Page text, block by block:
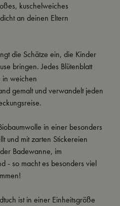
kuschelweiches
an deinen Eltern
die Schätze ein, die Kinder
bringen. Jedes Blütenblatt
in weichen
gemalt und verwandelt jeden
in einer besonders
und mit zarten Stickereien
Badewanne, im
- so macht es besonders viel
ist in einer Einheitsgröße